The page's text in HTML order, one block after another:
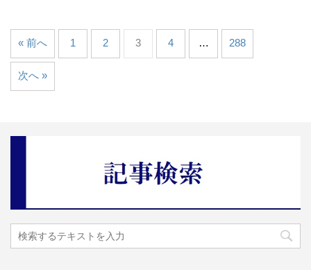
« 前へ 1 2 3 4 … 288
次へ »